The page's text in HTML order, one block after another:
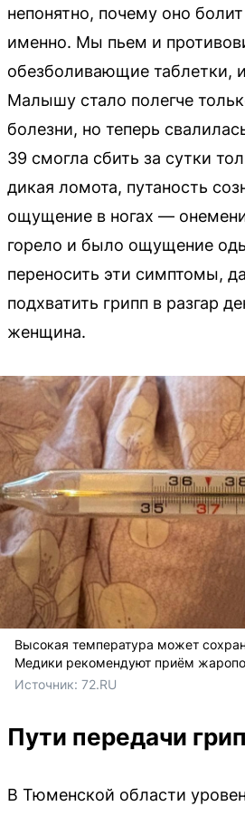
непонятно, почему оно
именно. Мы пьем и
обезболивающие таблетки,
Малышу стало полегче
болезни, но теперь
39 смогла сбить за сутки
дикая ломота, путаность
ощущение в ногах —
горело и было ощущение
переносить эти симптомы,
подхватить грипп в разгар
женщина.
Высокая температура может
Медики рекомендуют приём
Источник: 72.RU
Пути передачи
В Тюменской области